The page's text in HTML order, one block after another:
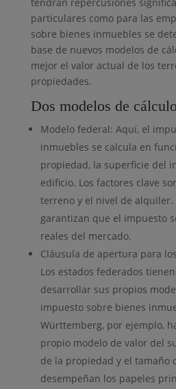
particulares como para las
sobre bienes inmuebles se
base de nuevos modelos de
mejor el valor actual de los
propiedades.
Dos modelos de cálculo
Modelo federal: Aquí, el
inmuebles se calcula en
propiedad, la superficie del
edificio. Los factores clave
terreno y el nivel de alquiler.
garantizan que el impuesto
reales del mercado.
Cláusula de apertura para
Los estados federados
desarrollar sus propios
impuesto sobre bienes
Württemberg, por ejemplo,
propio modelo de valor del
de la propiedad y el tamaño
desempeñan los papeles